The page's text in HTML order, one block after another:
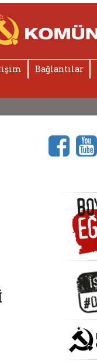
Bağlantılar